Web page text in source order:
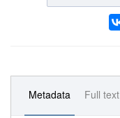
Metadata Full text